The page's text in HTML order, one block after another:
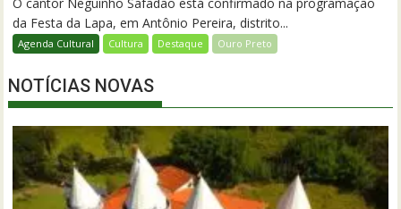
da Festa da Lapa, em Antônio Pereira, distrito...
Agenda Cultural Cultura Destaque Ouro Preto
NOTÍCIAS NOVAS